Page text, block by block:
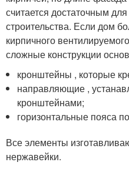
считается достаточным
строительства. Если дом
кирпичного
сложные конструкции
кронштейны , которые
направляющие ,
кронштейнами;
горизонтальные пояса
Все элементы
нержавейки.